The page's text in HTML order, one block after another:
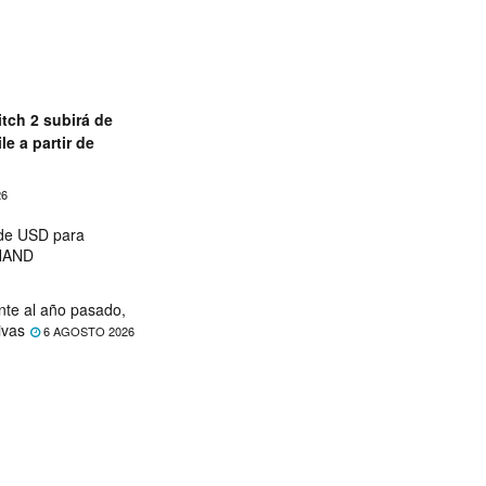
2 subirá de
a partir de
USD para
al año pasado,
6 AGOSTO 2026